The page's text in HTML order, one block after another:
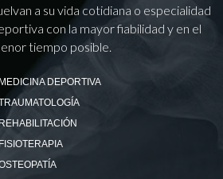
a su vida cotidiana o especialidad
con la mayor fiabilidad y en el
tiempo posible.
DEPORTIVA